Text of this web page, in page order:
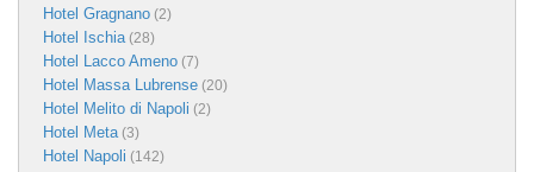
Hotel Gragnano (2)
Hotel Ischia(28)
Hotel Lacco Ameno (7)
Hotel Massa Lubrense (20)
Hotel Melito di Napoli (2)
Hotel Meta(3)
Hotel Napoli (142)